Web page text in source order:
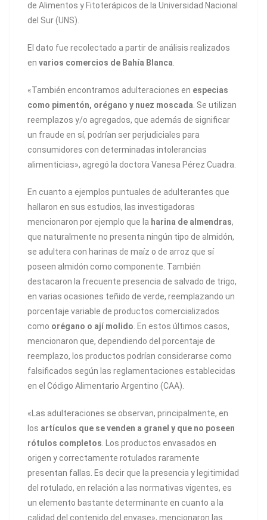
de Alimentos y Fitoterápicos de la Universidad Nacional
del Sur (UNS).
El dato fue recolectado a partir de análisis realizados
en varios comercios de Bahía Blanca
«También encontramos adulteraciones en especias
como pimentón, orégano y nuez moscada . Se utilizan
reemplazos y/o agregados, que además de significar
un fraude en sí, podrían ser perjudiciales para
consumidores con determinadas intolerancias
alimenticias», agregó la doctora Vanesa Pérez Cuadra.
En cuanto a ejemplos puntuales de adulterantes que
hallaron en sus estudios, las investigadoras
mencionaron por ejemplo que la harina de almendras,
que naturalmente no presenta ningún tipo de almidón,
se adultera con harinas de maíz o de arroz que sí
poseen almidón como componente. También
destacaron la frecuente presencia de salvado de trigo,
en varias ocasiones teñido de verde, reemplazando un
porcentaje variable de productos comercializados
como orégano o ají molido . En estos últimos casos,
mencionaron que, dependiendo del porcentaje de
reemplazo, los productos podrían considerarse como
falsificados según las reglamentaciones establecidas
en el Código Alimentario Argentino (CAA).
«Las adulteraciones se observan, principalmente, en
los artículos que se venden a granel y que no poseen
rótulos completos . Los productos envasados en
origen y correctamente rotulados raramente
presentan fallas. Es decir que la presencia y legitimidad
del rotulado, en relación a las normativas vigentes, es
un elemento bastante determinante en cuanto a la
calidad del contenido del envase», mencionaron las